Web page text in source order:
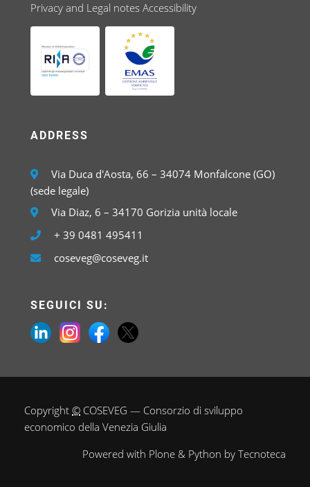
Privacy and Legal notes Accessibility
ADDRESS
Via Duca d'Aosta, 66 – 34074 Monfalcone (GO)
(sede legale)
Via Diaz, 6 – 34170 Gorizia unità locale
+ 39 0481 495411
coseveg@coseveg.it
SEGUICI SU:
Copyright © COSEVEG — Consorzio di sviluppo
economico della Venezia Giulia
Powered with Plone & Python by Tecnoteca